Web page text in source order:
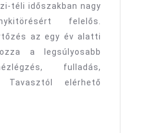
téli időszakban nagy
felelős.
az egy év alatti
a legsúlyosabb
fulladás,
Tavasztól elérhető